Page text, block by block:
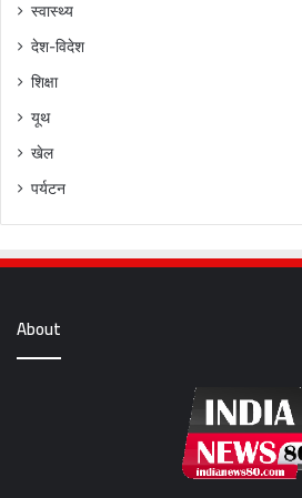
स्वास्थ्य
देश-विदेश
शिक्षा
यूथ
खेल
पर्यटन
About